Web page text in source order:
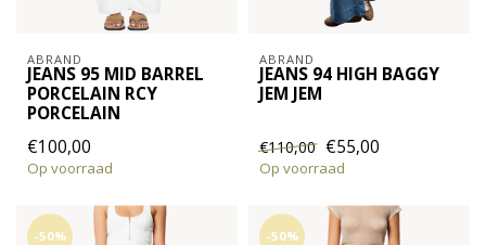
ABRAND
JEANS 95 MID BARREL
PORCELAIN RCY
PORCELAIN
€100,00
Op voorraad
ABRAND
JEANS 94 HIGH BAGGY
JEM JEM
€110,00 €55,00
Op voorraad
-50% -50%